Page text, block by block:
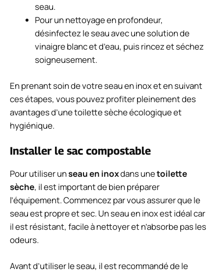
seau.
Pour un nettoyage en profondeur,
désinfectez le seau avec une solution de
vinaigre blanc et d’eau, puis rincez et séchez
soigneusement.
En prenant soin de votre seau en inox et en suivant
ces étapes, vous pouvez profiter pleinement des
avantages d’une toilette sèche écologique et
hygiénique.
Installer le sac compostable
Pour utiliser unseau en inoxdans unetoilette
sèche, il est important de bien préparer
l’équipement. Commencez par vous assurer que le
seau est propre et sec. Un seau en inox est idéal car
il est résistant, facile à nettoyer et n’absorbe pas les
odeurs.
Avant d’utiliser le seau, il est recommandé de le